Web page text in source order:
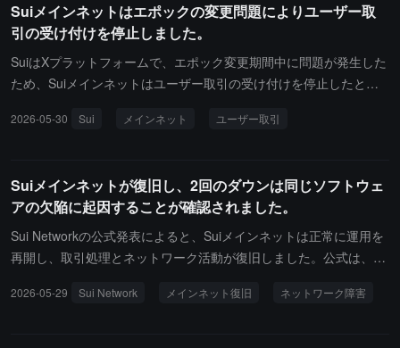
ンダム状態の脆弱性によって引き起こされ、検証ノードが修正パッ
チをインストールするために再起動した際に発生しました。Suiは
ユーザーの資金がリスクにさらされたことはないと述べ、2つの脆
弱性を修正し、停滞したエポックを強制的に終了させるメカニズム
るAIエージェントが診断プロセスを大幅に加速させたと述べていま
ていたためです。検証ノードが再起動した後、この障害状態の保存
メカニズムには潜在的な脆弱性が存在し、ネットワークが次のエポ
ックへの移行を完了できなくなりました。現在、検証ノードは修正
プログラムを実施し、基盤となる脆弱性と影響を受けたエポックを
Suiメインネットはエポックの変更問題によりユーザー取
引の受け付けを停止しました。
SuiはXプラットフォームで、エポック変更期間中に問題が発生した
ため、Suiメインネットはユーザー取引の受け付けを停止したと述
ていますが、現在ユーザー取引を受け付けることはできません。Su
2026-05-30 Sui メインネット ユーザー取引
Suiメインネットが復旧し、2回のダウンは同じソフトウェ
アの欠陥に起因することが確認されました。
Sui Networkの公式発表によると、Suiメインネットは正常に運用を
再開し、取引処理とネットワーク活動が復旧しました。公式は、今
アップグレードによって導入された「アドレスバランス」機能とガ
2026-05-29 Sui Network メインネット復旧 ネットワーク障害